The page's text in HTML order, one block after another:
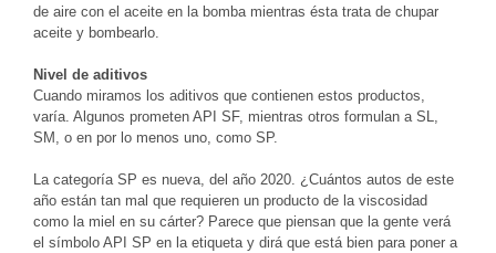
de aire con el aceite en la bomba mientras ésta trata de chupar
aceite y bombearlo.
Nivel de aditivos
Cuando miramos los aditivos que contienen estos productos,
varía. Algunos prometen API SF, mientras otros formulan a SL,
SM, o en por lo menos uno, como SP.
La categoría SP es nueva, del año 2020. ¿Cuántos autos de este
año están tan mal que requieren un producto de la viscosidad
como la miel en su cárter? Parece que piensan que la gente verá
el símbolo API SP en la etiqueta y dirá que está bien para poner a